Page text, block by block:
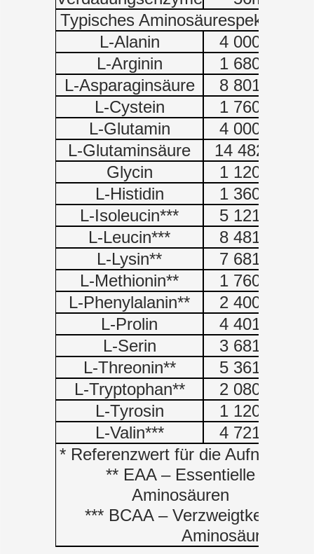
Typisches Aminosäurespektrum:
L-Alanin
4 000 mg
L-Arginin
1 680 mg
L-Asparaginsäure
8 801 mg
L-Cystein
1 760 mg
L-Glutamin
4 000 mg
L-Glutaminsäure
14 482 mg
Glycin
1 120 mg
L-Histidin
1 360 mg
L-Isoleucin***
5 121 mg
L-Leucin***
8 481 mg
L-Lysin**
7 681 mg
L-Methionin**
1 760 mg
L-Phenylalanin**
2 400 mg
L-Prolin
4 401 mg
L-Serin
3 681 mg
L-Threonin**
5 361 mg
L-Tryptophan**
2 080 mg
L-Tyrosin
1 120 mg
L-Valin***
4 721 mg
* Referenzwert für die Aufnahme
** EAA – Essentielle
Aminosäuren
*** BCAA – Verzweigtkettige
Aminosäuren